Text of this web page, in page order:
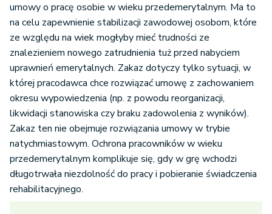
umowy o pracę osobie w wieku przedemerytalnym. Ma to
na celu zapewnienie stabilizacji zawodowej osobom, które
ze względu na wiek mogłyby mieć trudności ze
znalezieniem nowego zatrudnienia tuż przed nabyciem
uprawnień emerytalnych. Zakaz dotyczy tylko sytuacji, w
której pracodawca chce rozwiązać umowę z zachowaniem
okresu wypowiedzenia (np. z powodu reorganizacji,
likwidacji stanowiska czy braku zadowolenia z wyników).
Zakaz ten nie obejmuje rozwiązania umowy w trybie
natychmiastowym. Ochrona pracowników w wieku
przedemerytalnym komplikuje się, gdy w grę wchodzi
długotrwała niezdolność do pracy i pobieranie świadczenia
rehabilitacyjnego.